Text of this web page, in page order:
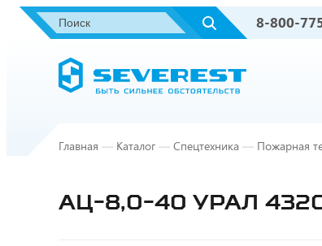
8-800-
Главная — Каталог — Спецтехника — Пожарная
АЦ-8,0-40 УРАЛ